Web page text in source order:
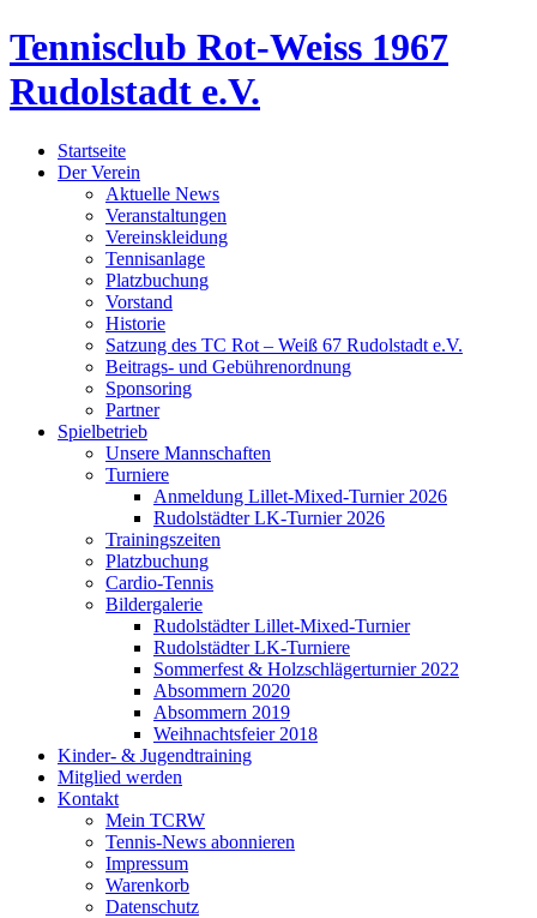
Tennisclub Rot-Weiss 1967
Rudolstadt e.V.
Startseite
Der Verein
Aktuelle News
Veranstaltungen
Vereinskleidung
Tennisanlage
Platzbuchung
Vorstand
Historie
Satzung des TC Rot – Weiß 67 Rudolstadt e.V.
Beitrags- und Gebührenordnung
Sponsoring
Partner
Spielbetrieb
Unsere Mannschaften
Turniere
Anmeldung Lillet-Mixed-Turnier 2026
Rudolstädter LK-Turnier 2026
Trainingszeiten
Platzbuchung
Cardio-Tennis
Bildergalerie
Rudolstädter Lillet-Mixed-Turnier
Rudolstädter LK-Turniere
Sommerfest & Holzschlägerturnier 2022
Absommern 2020
Absommern 2019
Weihnachtsfeier 2018
Kinder- & Jugendtraining
Mitglied werden
Kontakt
Mein TCRW
Tennis-News abonnieren
Impressum
Warenkorb
Datenschutz